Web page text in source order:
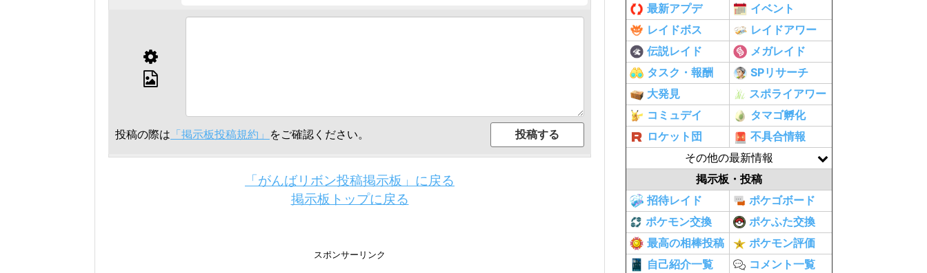
投稿の際は 「掲示板投稿規約」 をご確認ください。
「がんばリボン投稿掲示板」に戻る
掲示板トップに戻る
スポンサーリンク
最新アプデ
イベント
レイドボス
レイドアワー
伝説レイド
メガレイド
タスク・報酬
SPリサーチ
大発見
スポライアワー
コミュデイ
タマゴ孵化
ロケット団
不具合情報
その他の最新情報
掲示板・投稿
招待レイド
ポケゴボード
ポケモン交換
ポケふた交換
最高の相棒投稿
ポケモン評価
自己紹介一覧
コメント一覧